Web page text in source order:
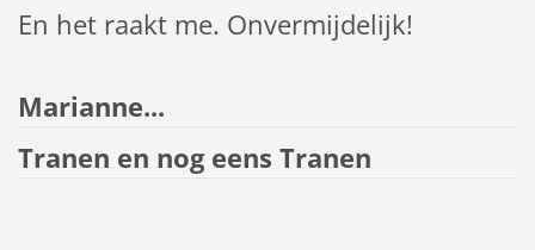
En het raakt me. Onvermijdelijk!
Marianne...
Tranen en nog eens Tranen